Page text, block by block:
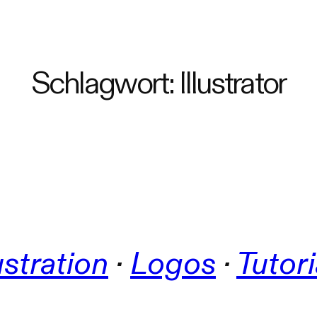
Schlagwort: Illustrator
· Logos ·